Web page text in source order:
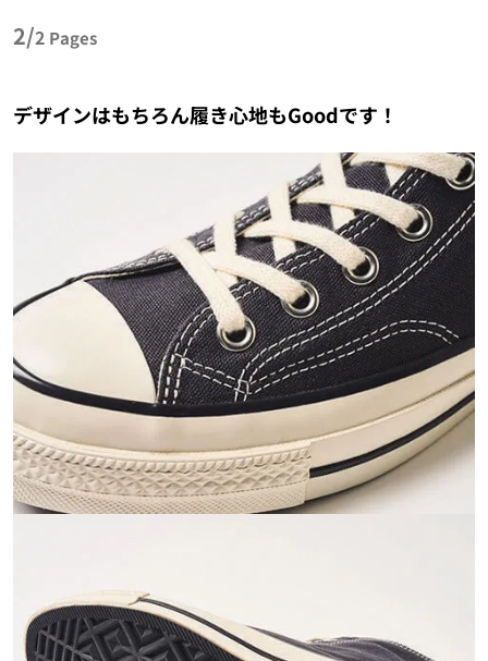
2/2 Pages
デザインはもちろん履き心地もGoodです！